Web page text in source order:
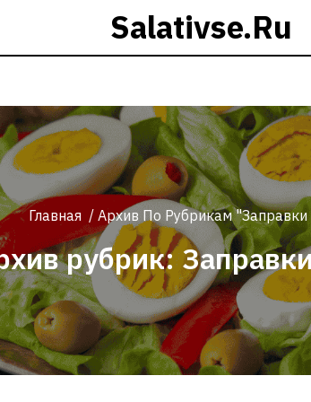
Salativse.ru
Главная / Архив По Рубрикам
рубрик: